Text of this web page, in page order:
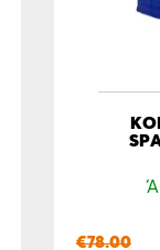
€78.00